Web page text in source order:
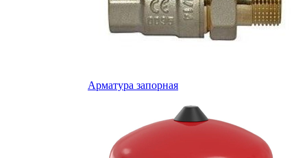
Арматура запорная